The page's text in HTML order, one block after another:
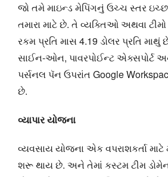
જો તમે માઇન્ડ મેપિંગનું ઉચ્ચ સ્તર
તમારા માટે છે. તે વ્યક્તિઓ અથવા
રકમ પ્રતિ માસ 4.19 ડોલર પ્રતિ
સાઈન-ઓન, પાવરપોઈન્ટ એક્સપોર્ટ
પર્સનલ પૅન ઉપરાંત Google
છે.
વ્યાપાર યોજના
વ્યવસાય યોજના એક વપરાશકર્તા માટે
શરૂ થાય છે. અને તેમાં કસ્ટમ ટીમ